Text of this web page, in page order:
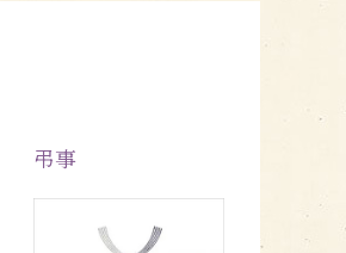
弔事